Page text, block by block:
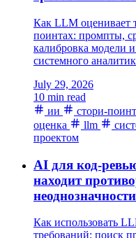
Как LLM оценивает
поинтах: промпты,
калибровка модели
системного
July 29, 2026
10 min read
ии
стори-
оценка
llm
проектом
AI для код-
находит
Как использовать
требований: поиск